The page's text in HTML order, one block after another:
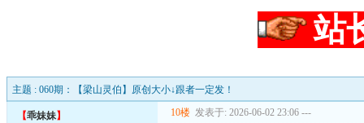
站
主题 : 060期：【梁山灵伯】原创大小↓跟者一定发！
【乖妹妹】 10楼 发表于: 2026-06-02 23:06 ---